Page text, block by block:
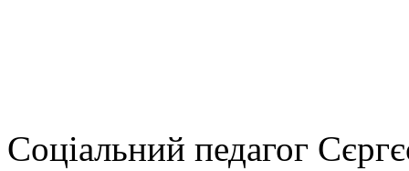
Соціальний педагог